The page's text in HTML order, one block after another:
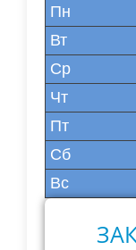
Пн
Вт
Ср
Чт
Пт
Сб
Вс